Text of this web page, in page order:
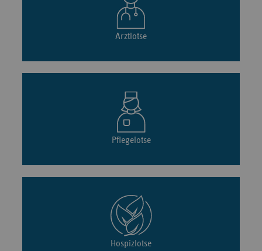
Arztlotse
Pflegelotse
Hospizlotse